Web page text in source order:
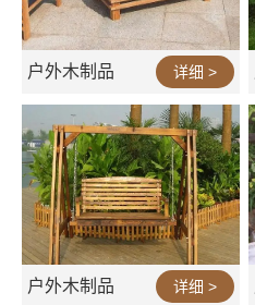
详细 >
户外木制品
详细 >
户外木制品